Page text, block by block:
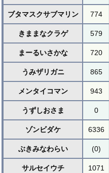
ブタマスクサブマリン 774
きままなクラゲ 579
まーるいさかな 720
うみザリガニ 865
メンタイコマン 943
うずしおさま 0
ゾンビダケ 6336
ぶきみなわらい (0)
サルセイウチ 1071